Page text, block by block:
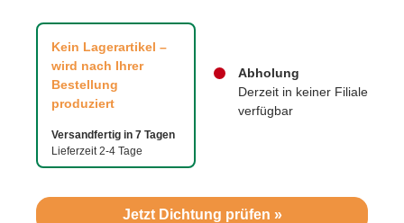
Jetzt Dichtung prüfen »
Kein Lagerartikel –
wird nach Ihrer
Bestellung
produziert
Versandfertig in 7 Tagen
Lieferzeit 2-4 Tage
Abholung
Derzeit in keiner Filiale
verfügbar